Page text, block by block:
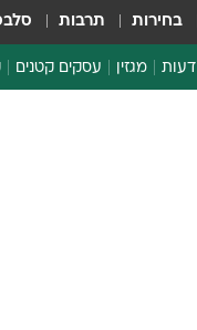
בחירות תרבות
דעות מגזין עסקים קטנים